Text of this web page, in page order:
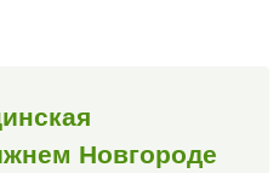
Новгороде